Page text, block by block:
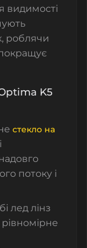
видимості
роблячи
K5
стекло на
потоку і
бі лед лінз